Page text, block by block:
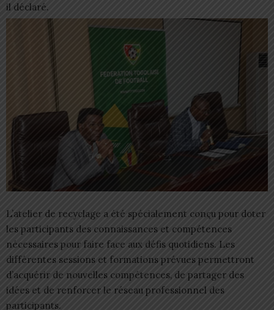
il déclaré.
L’atelier de recyclage a été spécialement conçu pour doter
les participants des connaissances et compétences
nécessaires pour faire face aux défis quotidiens. Les
différentes sessions et formations prévues permettront
d’acquérir de nouvelles compétences, de partager des
idées et de renforcer le réseau professionnel des
participants.